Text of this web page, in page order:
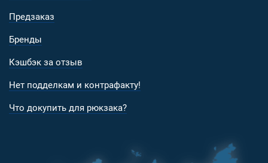
Предзаказ
Бренды
Кэшбэк за отзыв
Нет подделкам и контрафакту!
Что докупить для рюкзака?